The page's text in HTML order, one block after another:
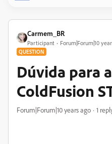
Carmem_BR
Participant Forum|Forum|10
QUESTION
Dúvida para
ColdFusion
Forum|Forum|10 years ago 1